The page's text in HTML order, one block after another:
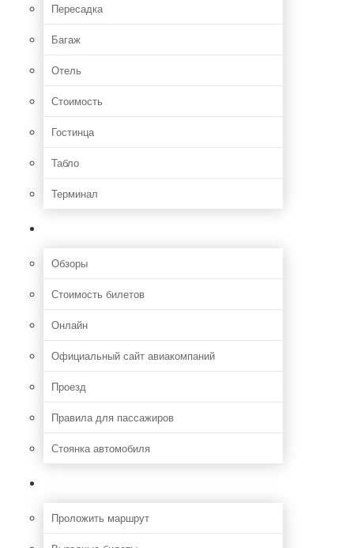
Пересадка
Багаж
Отель
Стоимость
Гостинца
Табло
Терминал
Обзоры
Стоимость билетов
Онлайн
Официальный сайт авиакомпаний
Проезд
Правила для пассажиров
Стоянка автомобиля
Проложить маршрут